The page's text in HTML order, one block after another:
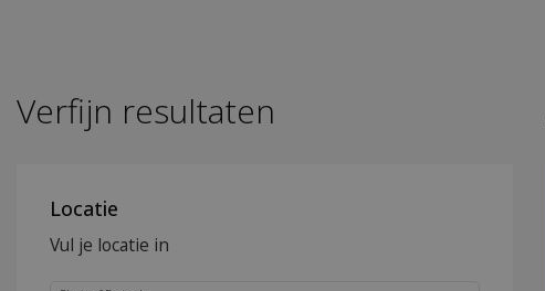
Verfijn resultaten
Locatie
Vul je locatie in